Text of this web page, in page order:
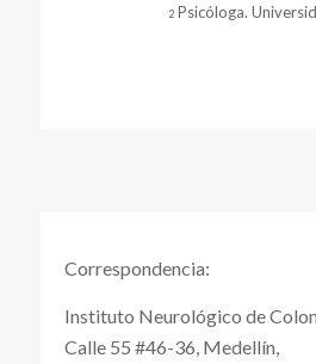
2 Psicóloga.
Correspondencia:
Instituto Neurológico de
Calle 55 #46-36, Medellín,